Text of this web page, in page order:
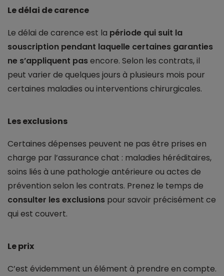
Le délai de carence
Le délai de carence est la période qui suit la
souscription pendant laquelle certaines garanties
ne s’appliquent pasencore. Selon les contrats, il
peut varier de quelques jours à plusieurs mois pour
certaines maladies ou interventions chirurgicales.
Les exclusions
Certaines dépenses peuvent ne pas être prises en
charge par l’assurance chat : maladies héréditaires,
soins liés à une pathologie antérieure ou actes de
prévention selon les contrats. Prenez le temps de
consulter les exclusions pour savoir précisément ce
qui est couvert.
Le prix
C’est évidemment un élément à prendre en compte.